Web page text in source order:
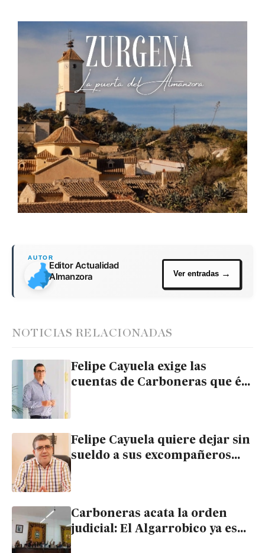
Editor Actualidad
Almanzora
NOTICIAS RELACIONADAS
Felipe Cayuela exige las
cuentas de Carboneras que él
Felipe Cayuela quiere dejar sin
sueldo a sus excompañeros
Carboneras acata la orden
judicial: El Algarrobico ya es